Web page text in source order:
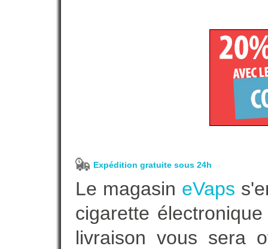
Expédition gratuite sous 24h
Le magasin eVaps
cigarette
livraison vous sera